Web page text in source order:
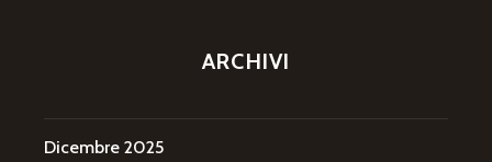
ARCHIVI
Dicembre 2025